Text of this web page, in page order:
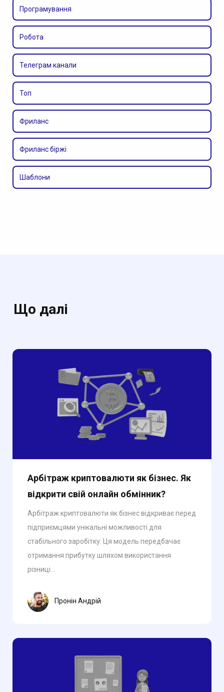
Програмування
Робота
Телеграм канали
Топ
Фриланс
Фриланс біржі
Шаблони
Що далі
Арбітраж криптовалюти як бізнес. Як
відкрити свій онлайн обмінник?
Арбітраж криптовалюти як бізнес відкриває перед
підприємцями унікальні можливості для
стабільного заробітку. Ця модель передбачає
отримання прибутку шляхом використання
різниці...
Пронін Андрій